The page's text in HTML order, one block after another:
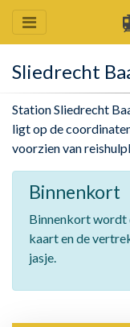
Sliedrecht
Station Sliedrecht
ligt op de
voorzien van
Binnenkort
Binnenkort wordt
kaart en de
jasje.